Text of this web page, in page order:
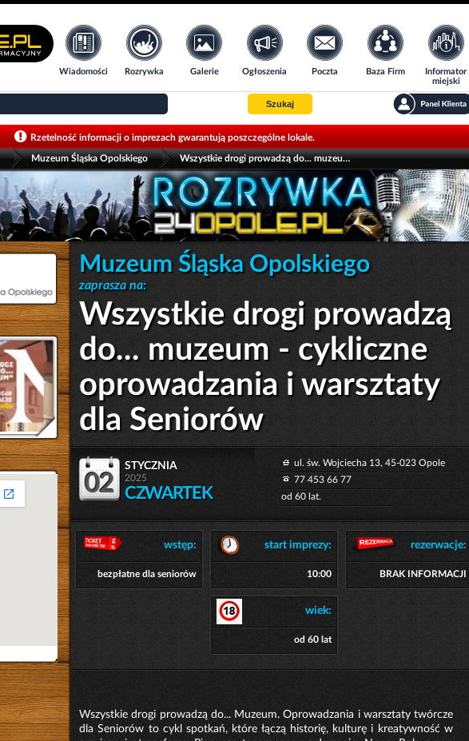
Wiadomości Rozrywka Galerie Ogłoszenia Poczta Baza Firm
Informator
miejski
Szukaj
Rzetelność informacji o imprezach gwarantują poszczególne lokale.
>
Muzeum Śląska Opolskiego
>
Wszystkie drogi prowadzą do... muzeum - cykliczne oprowadzania i warsztaty dla Seniorów
Zobacz także: Galerie
Muzeum Śląska Opolskiego
zaprasza na:
Wszystkie drogi prowadzą
do... muzeum - cykliczne
oprowadzania i warsztaty
dla Seniorów
02
stycznia
2025
CZWARTEK
ul. św. Wojciecha 13, 45-023 Opole
77 453 66 77
od 60 lat.
wstęp:
bezpłatne dla seniorów
start imprezy:
10:00
rezerwacje:
BRAK INFORMACJI
wiek:
od 60 lat
Wszystkie drogi prowadzą do... Muzeum. Oprowadzania i warsztaty twórcze
dla Seniorów to cykl spotkań, które łączą historię, kulturę i kreatywność w